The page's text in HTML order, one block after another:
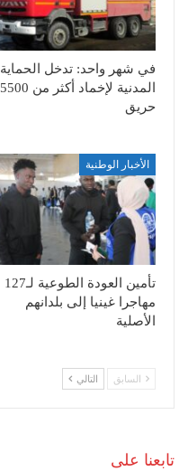
في شهر واحد: تدخل الحماية
المدنية لإخماد أكثر من 5500
حريق
الأخبار الوطنية
تأمين العودة الطوعية لـ127
مهاجرا غينيا إلى بلدانهم
الأصلية
السابق التالي
تابعنا على